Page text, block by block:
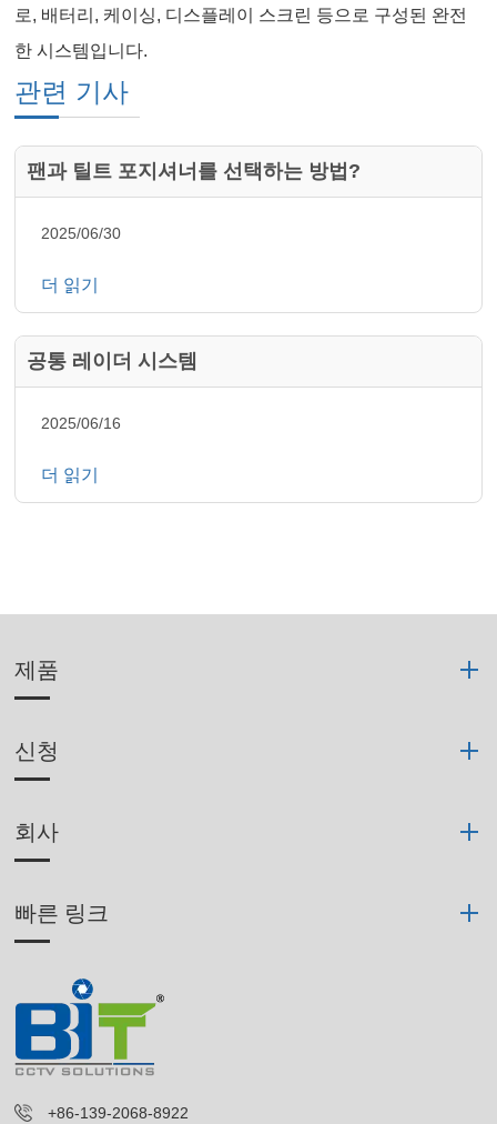
로, 배터리, 케이싱, 디스플레이 스크린 등으로 구성된 완전
한 시스템입니다.
관련 기사
팬과 틸트 포지셔너를 선택하는 방법?
2025/06/30
더 읽기
공통 레이더 시스템
2025/06/16
더 읽기
제품
신청
회사
빠른 링크
+86-139-2068-8922